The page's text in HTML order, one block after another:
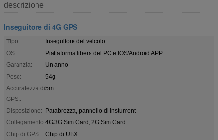
descrizione
Inseguitore di 4G GPS
Tipo:
Inseguitore del veicolo
OS:
Piattaforma libera del PC e IOS/Android APP
Garanzia:
Un anno
Peso:
54g
Accuratezza di
GPS::
5m
Disposizione: Parabrezza, pannello di Instument
Collegamento:4G/3G Sim Card, 2G Sim Card
Chip di GPS:: Chip di UBX